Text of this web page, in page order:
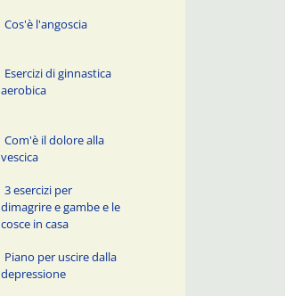
Cos'è l'angoscia
Esercizi di ginnastica
aerobica
Com'è il dolore alla
vescica
3 esercizi per
dimagrire e gambe e le
cosce in casa
Piano per uscire dalla
depressione